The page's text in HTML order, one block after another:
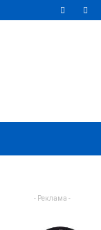
- Реклама -